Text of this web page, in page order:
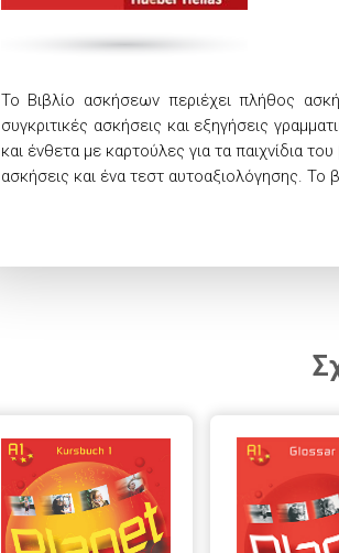
Το Βιβλίο ασκήσεων περιέχει πλήθος
συγκριτικές ασκήσεις και εξηγήσεις
και ένθετα με καρτούλες για τα παιχνίδια
ασκήσεις και ένα τεστ αυτοαξιολόγησης. Το